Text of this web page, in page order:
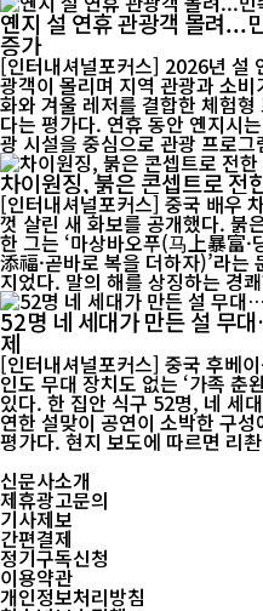
옌지 설 연휴 관광객 몰려...
증가
[인터내셔널포커스] 2026년 설
광객이 몰리며 지역 관광과 소
화와 겨울 레저를 결합한 체험
다는 평가다. 연휴 동안 옌지시는 조선족 민속 체험과 공연, 겨울 관
광 시설을 중심으로 관광 프로그
차이원징, 붉은 콘셉트로 전
[인터내셔널포커스] 중국 배우
껏 살린 새 화보를 공개했다. 붉
한 그는 ‘마상바오푸(马上暴富·
添福·곧바로 복을 더하자)’라는
지었다. 말의 해를 상징하는 경
52명 네 세대가 만든 설 무
제
[인터내셔널포커스] 중국 후베
인도 무대 장치도 없는 ‘가족 춘
있다. 한 집안 식구 52명, 네 세
연한 설맞이 공연이 소박한 구
평가다. 현지 보도에 따르면
신문사소개
제휴광고문의
기사제보
간편결제
정기구독신청
이용약관
개인정보처리방침